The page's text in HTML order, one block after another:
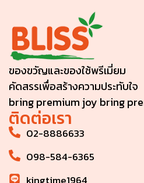
ของขวัญและของใช้พรีเมี่ยม
คัดสรรเพื่อสร้างความประทับใจ
bring premium joy bring
ติดต่อเรา
02-8886633
098-584-6365